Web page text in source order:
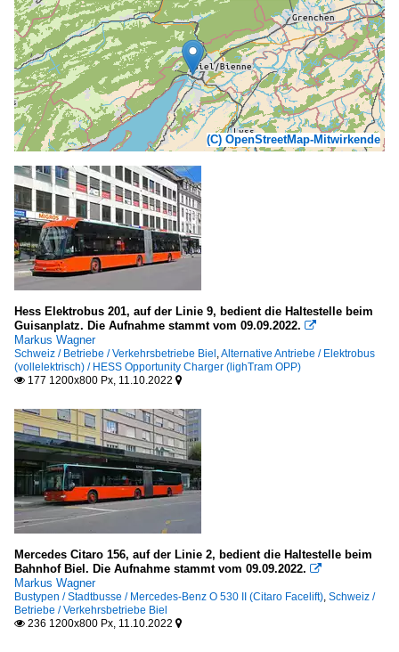
(C) OpenStreetMap-Mitwirkende
Hess Elektrobus 201, auf der Linie 9, bedient die Haltestelle beim
Guisanplatz. Die Aufnahme stammt vom 09.09.2022. 
Markus Wagner
Schweiz / Betriebe / Verkehrsbetriebe Biel,Alternative Antriebe / Elektrobus
(vollelektrisch) / HESS Opportunity Charger (lighTram OPP)
 177 1200x800 Px, 11.10.2022 
Mercedes Citaro 156, auf der Linie 2, bedient die Haltestelle beim
Bahnhof Biel. Die Aufnahme stammt vom 09.09.2022. 
Markus Wagner
Bustypen / Stadtbusse / Mercedes-Benz O 530 II (Citaro Facelift), Schweiz /
Betriebe / Verkehrsbetriebe Biel
 236 1200x800 Px, 11.10.2022 